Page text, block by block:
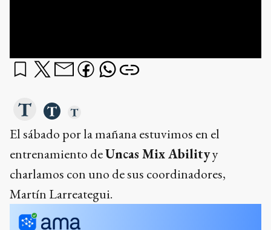
El sábado por la mañana estuvimos en el
entrenamiento deUncas Mix Abilityy
charlamos con uno de sus coordinadores,
Martín Larreategui.